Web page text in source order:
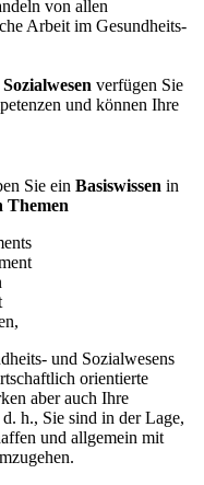
von allen
Arbeit im Gesundheits-
verfügen Sie
und können Ihre
Sie ein Basiswissen in
Themen
und Sozialwesens
orientierte
aber auch Ihre
d. h., Sie sind in der Lage,
und allgemein mit